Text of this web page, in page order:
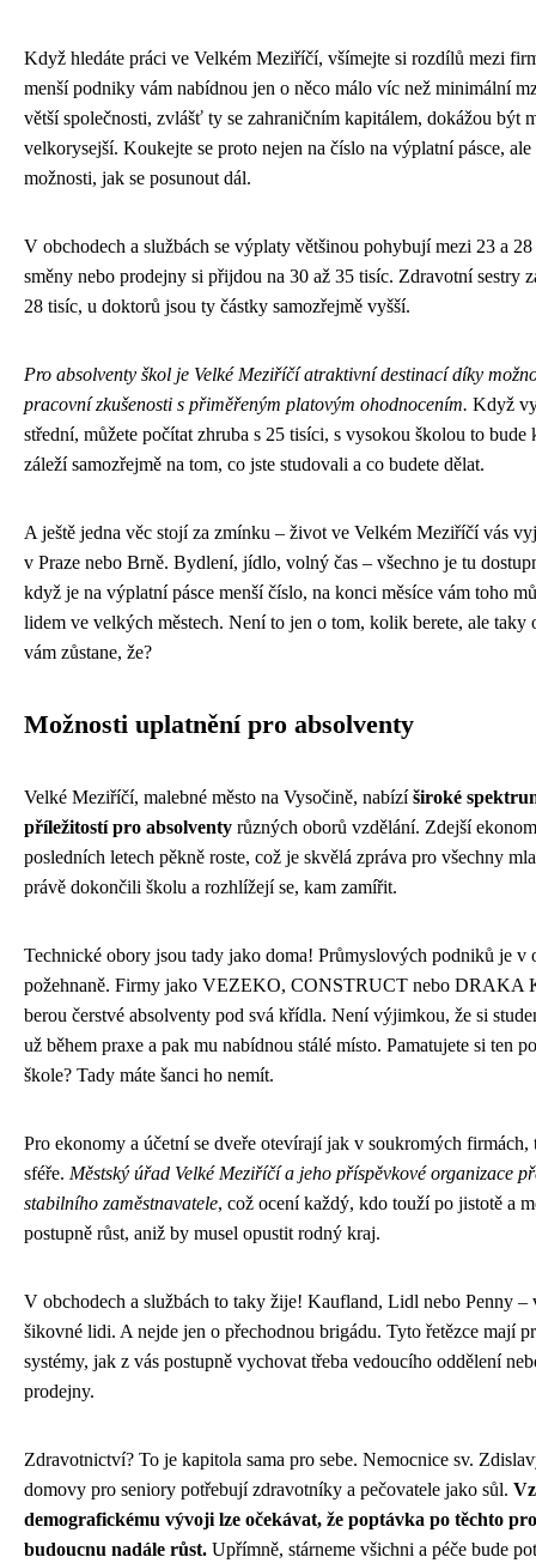
Když hledáte práci ve Velkém Meziříčí, všímejte si rozdílů mezi
menší podniky vám nabídnou jen o něco málo víc než minimální
větší společnosti, zvlášť ty se zahraničním kapitálem, dokážou být
velkorysejší. Koukejte se proto nejen na číslo na výplatní pásce,
možnosti, jak se posunout dál.
V obchodech a službách se výplaty většinou pohybují mezi 23 a
směny nebo prodejny si přijdou na 30 až 35 tisíc. Zdravotní sestry
28 tisíc, u doktorů jsou ty částky samozřejmě vyšší.
Pro absolventy škol je Velké Meziříčí atraktivní destinací díky
pracovní zkušenosti s přiměřeným platovým ohodnocením. Když
střední, můžete počítat zhruba s 25 tisíci, s vysokou školou to bude
záleží samozřejmě na tom, co jste studovali a co budete dělat.
A ještě jedna věc stojí za zmínku – život ve Velkém Meziříčí vás
v Praze nebo Brně. Bydlení, jídlo, volný čas – všechno je tu
když je na výplatní pásce menší číslo, na konci měsíce vám toho
lidem ve velkých městech. Není to jen o tom, kolik berete, ale taky
vám zůstane, že?
Možnosti uplatnění pro absolventy
Velké Meziříčí, malebné město na Vysočině, nabízíširoké
příležitostí pro absolventy různých oborů vzdělání. Zdejší
posledních letech pěkně roste, což je skvělá zpráva pro všechny
právě dokončili školu a rozhlížejí se, kam zamířit.
Technické obory jsou tady jako doma! Průmyslových podniků je v
požehnaně. Firmy jako VEZEKO, CONSTRUCT nebo DRAKA
berou čerstvé absolventy pod svá křídla. Není výjimkou, že si
už během praxe a pak mu nabídnou stálé místo. Pamatujete si ten
škole? Tady máte šanci ho nemít.
Pro ekonomy a účetní se dveře otevírají jak v soukromých firmách,
sféře. Městský úřad Velké Meziříčí a jeho příspěvkové organizace
stabilního zaměstnavatele, což ocení každý, kdo touží po jistotě a
postupně růst, aniž by musel opustit rodný kraj.
V obchodech a službách to taky žije! Kaufland, Lidl nebo Penny –
šikovné lidi. A nejde jen o přechodnou brigádu. Tyto řetězce mají
systémy, jak z vás postupně vychovat třeba vedoucího oddělení
prodejny.
Zdravotnictví? To je kapitola sama pro sebe. Nemocnice sv.
domovy pro seniory potřebují zdravotníky a pečovatele jako sůl.
demografickému vývoji lze očekávat, že poptávka po těchto
budoucnu nadále růst. Upřímně, stárneme všichni a péče bude